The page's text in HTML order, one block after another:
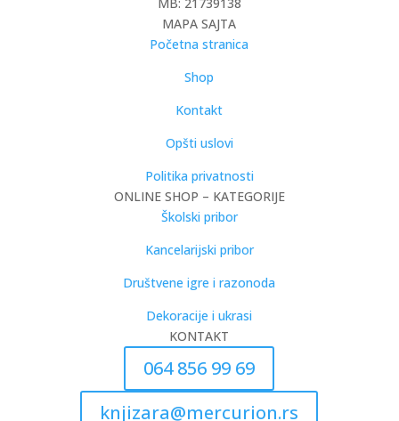
MB: 21739138
MAPA SAJTA
Početna stranica
Shop
Kontakt
Opšti uslovi
Politika privatnosti
ONLINE SHOP – KATEGORIJE
Školski pribor
Kancelarijski pribor
Društvene igre i razonoda
Dekoracije i ukrasi
KONTAKT
064 856 99 69
knjizara@mercurion.rs